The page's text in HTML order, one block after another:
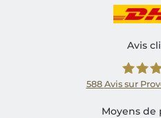
Avis
588 Avis sur
Moyens